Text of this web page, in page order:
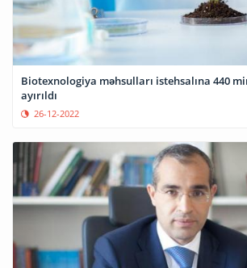
Biotexnologiya məhsulları istehsalına 440
ayırıldı
26-12-2022